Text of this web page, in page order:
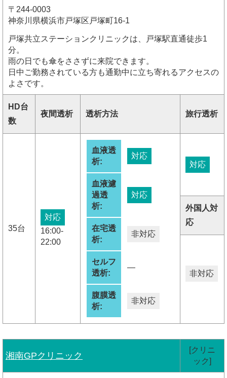
〒244-0003
神奈川県横浜市戸塚区戸塚町16-1
戸塚共立ステーションクリニックは、戸塚駅直通徒歩1
分。
雨の日でも傘をささずに来院できます。
日中ご勤務されている方も通勤中に立ち寄れるアクセスの
よさです。
HD台
数
夜間透析 透析方法 旅行透析
35台
対応
16:00-
22:00
血液透
析:
対応
血液濾
過透
析:
対応
在宅透
析:
非対応
セルフ
透析:
―
腹膜透
析:
非対応
対応
外国人対
応
非対応
湘南GPクリニック
[クリニ
ック]